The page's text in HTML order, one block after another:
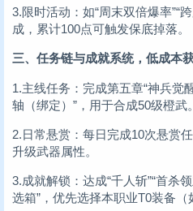
3.限时活动：如“周末双倍爆率”“
成，累计100点可触发保底掉落。
三、任务链与成就系统，低成本
1.主线任务：完成第五章“神兵觉
轴（绑定）”，用于合成50级橙武。
2.日常悬赏：每日完成10次悬赏
升级武器属性。
3.成就解锁：达成“千人斩”“首杀
选箱”，优先选择本职业T0装备（